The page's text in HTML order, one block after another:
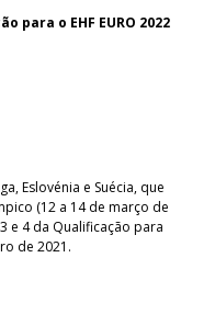
para o EHF EURO 2022
Eslovénia e Suécia, que
(12 a 14 de março de
e 4 da Qualificação para
de 2021.